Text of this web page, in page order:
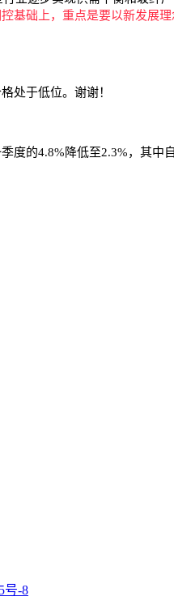
基础上，重点是要以新发展
处于低位。谢谢！
的4.8%降低至2.3%，其中
号-8